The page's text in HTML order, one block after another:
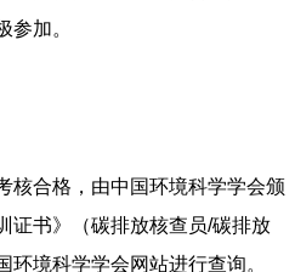
参加。
核合格，由中国环境科学学会颁
证书》（碳排放核查员/碳排放
境科学学会网站进行查询。